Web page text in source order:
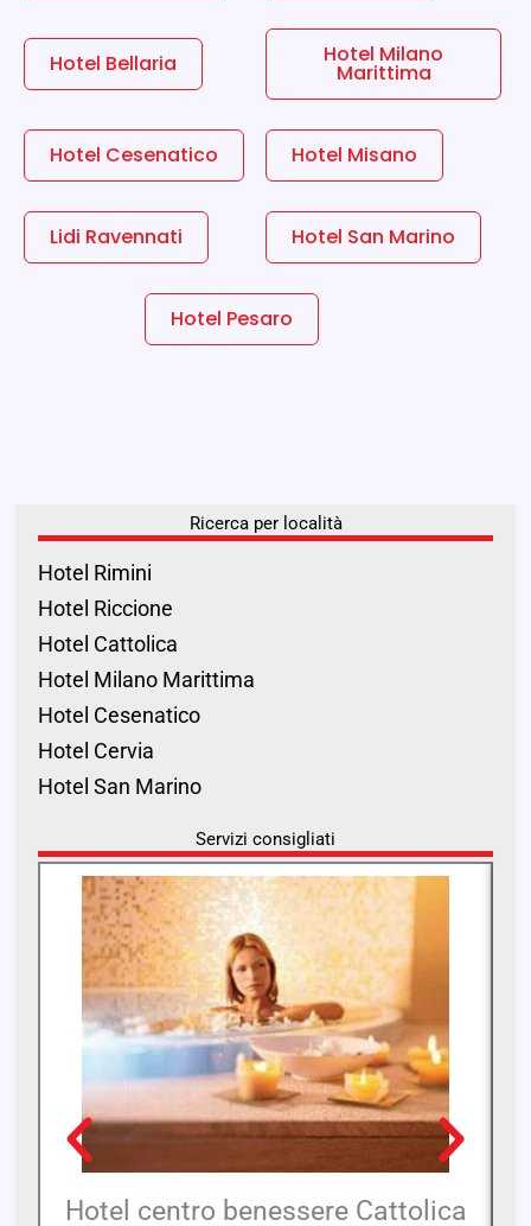
Hotel Bellaria Hotel Milano
Marittima
Hotel Cesenatico Hotel Misano
Lidi Ravennati Hotel San Marino
Hotel Pesaro
Ricerca per località
Hotel Rimini
Hotel Riccione
Hotel Cattolica
Hotel Milano Marittima
Hotel Cesenatico
Hotel Cervia
Hotel San Marino
Servizi consigliati
Hotel centro benessere Cattolica